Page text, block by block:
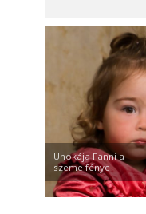
Unokája Fanni a
szeme fénye